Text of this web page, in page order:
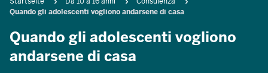
Quando gli adolescenti vogliono andarsene di casa
Quando gli adolescenti vogliono
andarsene di casa